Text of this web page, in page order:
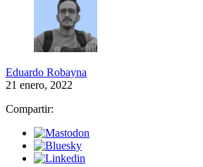
Eduardo Robayna
21 enero, 2022
Compartir: